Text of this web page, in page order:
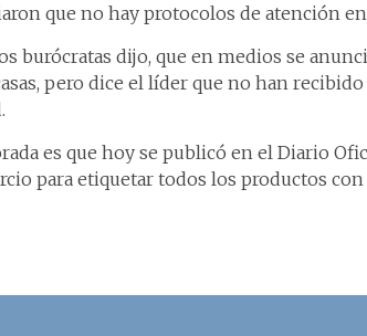
que no hay protocolos de atención
burócratas dijo, que en medios se
pero dice el líder que no han
es que hoy se publicó en el Diario
para etiquetar todos los productos